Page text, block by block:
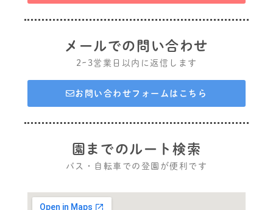
メールでの問い合わせ
2~3営業日以内に返信します
お問い合わせフォームはこちら
園までのルート検索
バス・自転車での登園が便利です